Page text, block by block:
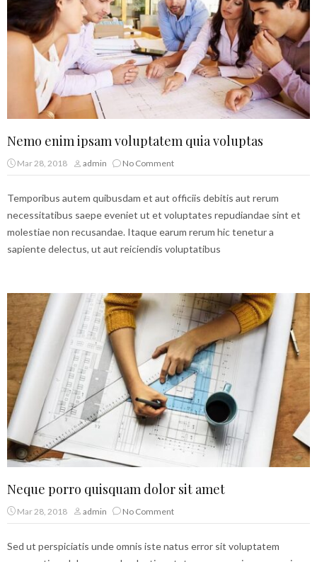
Nemo enim ipsam voluptatem quia voluptas
Mar 28, 2018 admin No Comment
Temporibus autem quibusdam et aut officiis debitis aut rerum
necessitatibus saepe eveniet ut et voluptates repudiandae sint et
molestiae non recusandae. Itaque earum rerum hic tenetur a
sapiente delectus, ut aut reiciendis voluptatibus
Neque porro quisquam dolor sit amet
Mar 28, 2018 admin No Comment
Sed ut perspiciatis unde omnis iste natus error sit voluptatem